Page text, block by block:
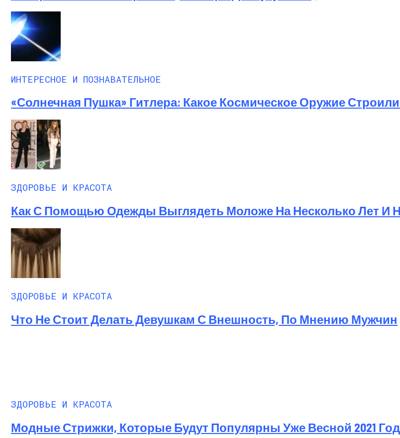
ИНТЕРЕСНОЕ И ПОЗНАВАТЕЛЬНОЕ
«Солнечная Пушка» Гитлера: Какое Космическое Оружие
ЗДОРОВЬЕ И КРАСОТА
Как С Помощью Одежды Выглядеть Моложе На Несколько Лет И
ЗДОРОВЬЕ И КРАСОТА
Что Не Стоит Делать Девушкам С Внешность, По Мнению Мужчин
ЗДОРОВЬЕ И КРАСОТА
Модные Стрижки, Которые Будут Популярны Уже Весной 2021